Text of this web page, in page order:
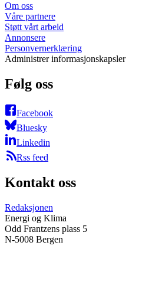
Om oss
Våre partnere
Støtt vårt arbeid
Annonsere
Personvernerklæring
Administrer informasjonskapsler
Følg oss
Facebook
Bluesky
Linkedin
Rss feed
Kontakt oss
Redaksjonen
Energi og Klima
Odd Frantzens plass 5
N-5008 Bergen